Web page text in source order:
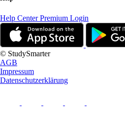
Help CenterPremium Login
© StudySmarter
AGB
Impressum
Datenschutzerklärung